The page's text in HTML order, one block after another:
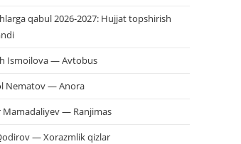
qabul 2026-2027: Hujjat topshirish
Ismoilova — Avtobus
Nematov — Anora
Mamadaliyev — Ranjimas
— Xorazmlik qizlar